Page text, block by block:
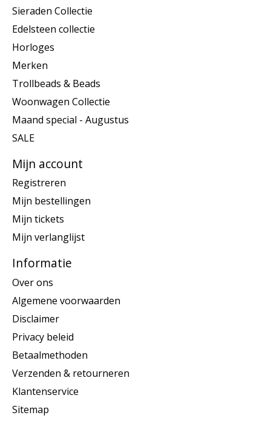
Sieraden Collectie
Edelsteen collectie
Horloges
Merken
Trollbeads & Beads
Woonwagen Collectie
Maand special - Augustus
SALE
Mijn account
Registreren
Mijn bestellingen
Mijn tickets
Mijn verlanglijst
Informatie
Over ons
Algemene voorwaarden
Disclaimer
Privacy beleid
Betaalmethoden
Verzenden & retourneren
Klantenservice
Sitemap